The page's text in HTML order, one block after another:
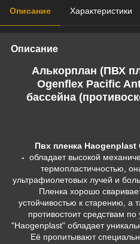
Описание Характеристики
Описание
Алькорплан (ПВХ
Ogenflex Pacific
бассейна
Пвх пленка
- обладает высокой
термопластичностью,
ультрафиолетовых лучей и
Пленка хорошо
устойчивостью к старению, а
противостоит средствам
"Haogenplast" обладает
Её пропитывают